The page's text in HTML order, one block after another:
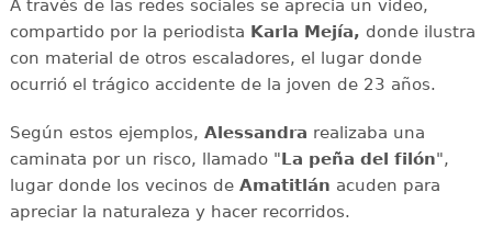
A través de las redes sociales se aprecia un video,
compartido por la periodista Karla Mejía, donde ilustra
con material de otros escaladores, el lugar donde
ocurrió el trágico accidente de la joven de 23 años.
Según estos ejemplos, Alessandra realizaba una
caminata por un risco, llamado "La peña del filón",
lugar donde los vecinos de Amatitlán acuden para
apreciar la naturaleza y hacer recorridos.